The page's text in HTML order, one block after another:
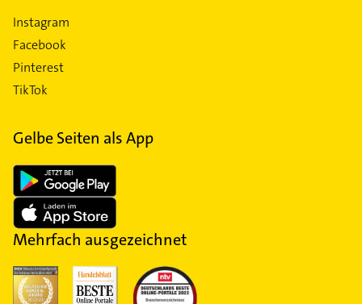
Instagram
Facebook
Pinterest
TikTok
Gelbe Seiten als App
Mehrfach ausgezeichnet